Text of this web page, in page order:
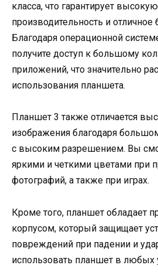
класса, что гарантирует высокую
производительность и отличное
Благодаря операционной
получите доступ к большому
приложений, что значительно
использования планшета.
Планшет 3 также отличается
изображения благодаря
с высоким разрешением. Вы
яркими и четкими цветами при
фотографий, а также при играх.
Кроме того, планшет обладает
корпусом, который защищает
повреждений при падении и
использовать планшет в любых